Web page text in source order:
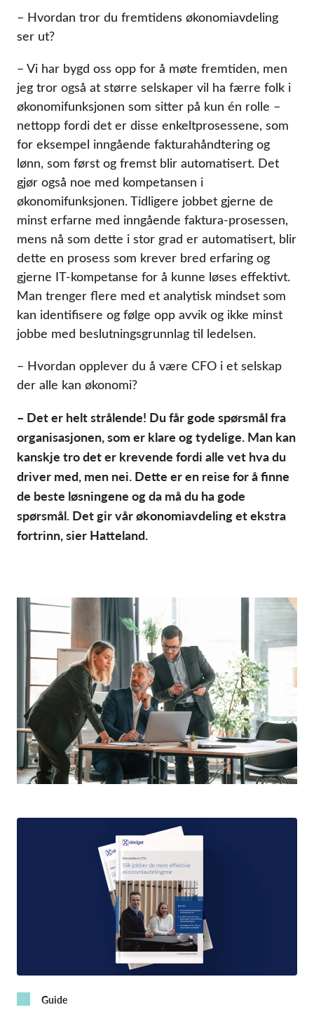
– Hvordan tror du fremtidens økonomiavdeling
ser ut?
– Vi har bygd oss opp for å møte fremtiden, men
jeg tror også at større selskaper vil ha færre folk i
økonomifunksjonen som sitter på kun én rolle –
nettopp fordi det er disse enkeltprosessene, som
for eksempel inngående fakturahåndtering og
lønn, som først og fremst blir automatisert. Det
gjør også noe med kompetansen i
økonomifunksjonen. Tidligere jobbet gjerne de
minst erfarne med inngående faktura-prosessen,
mens nå som dette i stor grad er automatisert, blir
dette en prosess som krever bred erfaring og
gjerne IT-kompetanse for å kunne løses effektivt.
Man trenger flere med et analytisk mindset som
kan identifisere og følge opp avvik og ikke minst
jobbe med beslutningsgrunnlag til ledelsen.
– Hvordan opplever du å være CFO i et selskap
der alle kan økonomi?
– Det er helt strålende! Du får gode spørsmål fra
organisasjonen, som er klare og tydelige. Man kan
kanskje tro det er krevende fordi alle vet hva du
driver med, men nei. Dette er en reise for å finne
de beste løsningene og da må du ha gode
spørsmål. Det gir vår økonomiavdeling et ekstra
fortrinn, sier Hatteland.
Guide